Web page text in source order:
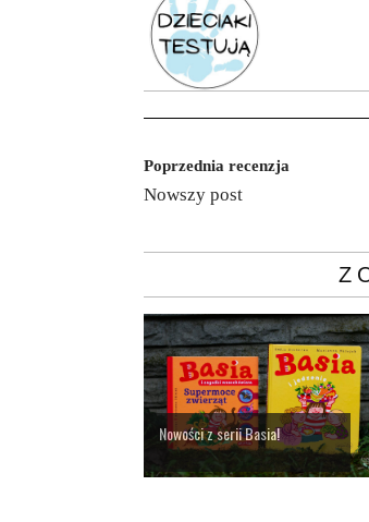
Poprzednia recenzja
Nowszy post
Nowości z serii Basia!